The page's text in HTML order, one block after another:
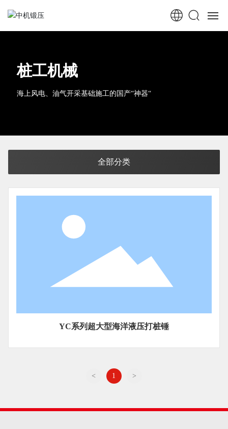
走进中机
中机新闻
桩工机械
海上风电、油气开采基础施工的国产“神器“
桩工机械
全部分类
YC系列超大型海洋液压打桩锤
< 1 >